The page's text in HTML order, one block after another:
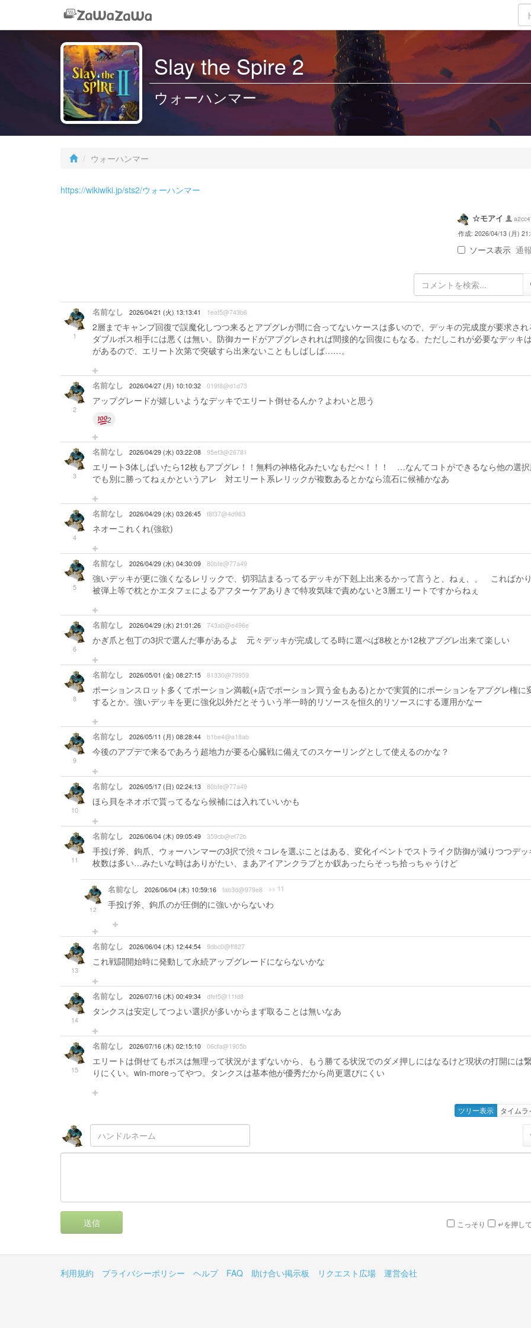
Slay the Spire 2
ウォーハンマー
ウォーハンマー
https://wikiwiki.jp/sts2/ウォーハンマー
☆モアイ
作成: 2026/04/13 (月)
ソース表示 通
1
名前なし 2026/04/21 (火) 13:13:41 1eaf5@743b6
2層までキャンプ回復で誤魔化しつつ来るとアプグレが間に合ってないケースは多いので、デッキの完成度が要求され
ダブルボス相手には悪くは無い。防御カードがアプグレされれば間接的な回復にもなる。ただしこれが必要なデッキ
があるので、エリート次第で突破すら出来ないこともしばしば……。
2
名前なし 2026/04/27 (月) 10:10:32 019f8@d1d73
アップグレードが嬉しいようなデッキでエリート倒せるんか？よわいと思う
2
3
名前なし 2026/04/29 (水) 03:22:08 95ef3@26781
エリート3体しばいたら12枚もアプグレ！！無料の神格化みたいなもだべ！！！ …なんてコトができるなら他の選
でも別に勝ってねぇかというアレ 対エリート系レリックが複数あるとかなら流石に候補かなあ
4
名前なし 2026/04/29 (水) 03:26:45 f8f37@4d963
ネオーこれくれ(強欲)
5
名前なし 2026/04/29 (水) 04:30:09 80bfe@77a49
強いデッキが更に強くなるレリックで、切羽詰まるってるデッキが下剋上出来るかって言うと、ねぇ、、 こればか
被弾上等で枕とかエタフェによるアフターケアありきで特攻気味で責めないと3層エリートですからねぇ
6
名前なし 2026/04/29 (水) 21:01:26 743ab@e496e
かぎ爪と包丁の3択で選んだ事があるよ 元々デッキが完成してる時に選べば8枚とか12枚アプグレ出来て楽しい
8
名前なし 2026/05/01 (金) 08:27:15 81330@79959
ポーションスロット多くてポーション満載(+店でポーション買う金もある)とかで実質的にポーションをアプグレ権に
するとか。強いデッキを更に強化以外だとそういう半一時的リソースを恒久的リソースにする運用かなー
9
名前なし 2026/05/11 (月) 08:28:44 b1be4@a18ab
今後のアプデで来るであろう超地力が要る心臓戦に備えてのスケーリングとして使えるのかな？
10
名前なし 2026/05/17 (日) 02:24:13 80bfe@77a49
ほら貝をネオボで貰ってるなら候補には入れていいかも
11
名前なし 2026/06/04 (木) 09:05:49 359cb@ef72b
手投げ斧、鉤爪、ウォーハンマーの3択で渋々コレを選ぶことはある、変化イベントでストライク防御が減りつつデッ
枚数は多い…みたいな時はありがたい、まあアイアンクラブとか釵あったらそっち拾っちゃうけど
12
名前なし 2026/06/04 (木) 10:59:16 fab3d@979e8 >> 11
手投げ斧、鉤爪のが圧倒的に強いからないわ
13
名前なし 2026/06/04 (木) 12:44:54 9dbc0@ff827
これ戦闘開始時に発動して永続アップグレードにならないかな
14
名前なし 2026/07/16 (木) 00:49:34 dfef5@11fd8
タンクスは安定してつよい選択が多いからまず取ることは無いなあ
15
名前なし 2026/07/16 (木) 02:15:10 06cfa@1905b
エリートは倒せてもボスは無理って状況がまずないから、もう勝てる状況でのダメ押しにはなるけど現状の打開には
りにくい。win-moreってやつ。タンクスは基本他が優秀だから尚更選びにくい
ツリー表示 タイムラ
送信 こっそり ↵を押し
利用規約 プライバシーポリシー ヘルプ FAQ 助け合い掲示板 リクエスト広場 運営会社